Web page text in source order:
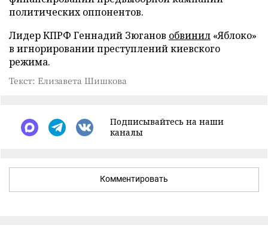
политических оппонентов.
Лидер КПРФ Геннадий Зюганов обвинил «Яблоко»
в игнорировании преступлений киевского
режима.
Текст: Елизавета Шишкова
Подписывайтесь на наши
каналы
Комментировать